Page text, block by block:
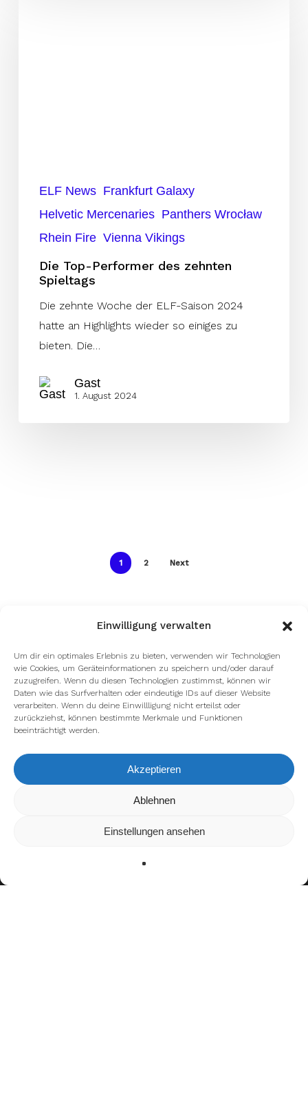
Einwilligung verwalten
Um dir ein optimales Erlebnis zu bieten, verwenden wir Technologien
wie Cookies, um Geräteinformationen zu speichern und/oder darauf
zuzugreifen. Wenn du diesen Technologien zustimmst, können wir
Daten wie das Surfverhalten oder eindeutige IDs auf dieser Website
verarbeiten. Wenn du deine Einwillligung nicht erteilst oder
zurückziehst, können bestimmte Merkmale und Funktionen
beeinträchtigt werden.
Akzeptieren
Ablehnen
Einstellungen ansehen
ELF News Frankfurt Galaxy
Helvetic Mercenaries Panthers Wrocław
Rhein Fire Vienna Vikings
Die Top-Performer des zehnten
Spieltags
Die zehnte Woche der ELF-Saison 2024
hatte an Highlights wieder so einiges zu
bieten. Die…
Gast
1. August 2024
1 2 Next
Wir verwenden Cookies, um dir die bestmögliche Erfahrung auf
kannst du erfahren, welche Cookies wir
verwenden oder sie ausschalten.